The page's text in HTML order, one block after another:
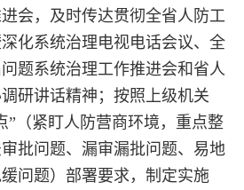
退
役
会，及时传达贯彻全省人防工
化系统治理电视电话会议、全
题系统治理工作推进会和省人
研讲话精神；按照上级机关
”（紧盯人防营商环境，重点整
批问题、漏审漏批问题、易地
问题）部署要求，制定实施